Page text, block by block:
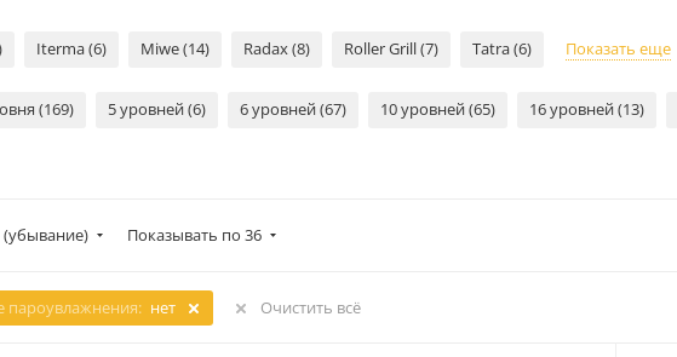
Iterma (6) Miwe (14) Radax (8) Roller Grill (7) Tatra (6) Показать еще
(169) 5 уровней (6) 6 уровней (67) 10 уровней (65) 16 уровней (13)
Показывать по 36
пароувлажнения: нет Очистить всё